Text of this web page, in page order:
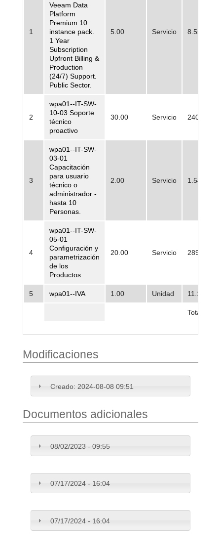
1
Veeam Data
Platform
Premium 10
instance pack.
1 Year
Subscription
Upfront Billing &
Production
(24/7) Support.
Public Sector.
5.00 Servicio
2
wpa01--IT-SW-
10-03 Soporte
técnico
proactivo
30.00 Servicio
3
wpa01--IT-SW-
03-01
Capacitación
para usuario
técnico o
administrador -
hasta 10
Personas.
2.00 Servicio
4
wpa01--IT-SW-
05-01
Configuración y
parametrización
de los
Productos
20.00 Servicio
5 wpa01--IVA 1.00 Unidad
Total
Modificaciones
Creado: 2024-08-08 09:51
Documentos adicionales
08/02/2023 - 09:55
07/17/2024 - 16:04
07/17/2024 - 16:04